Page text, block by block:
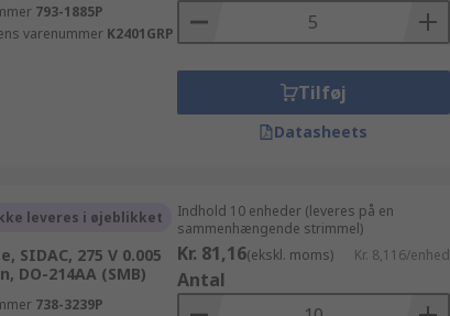
793-1885P
varenummer K2401GRP
Tilføj
Datasheets
leveres i øjeblikket
SIDAC, 275 V 0.005
DO-214AA (SMB)
738-3239P
Indhold 10 enheder (leveres på en
sammenhængende strimmel)
Kr. 81,16(ekskl. moms) Kr. 8,116/enhed
Antal